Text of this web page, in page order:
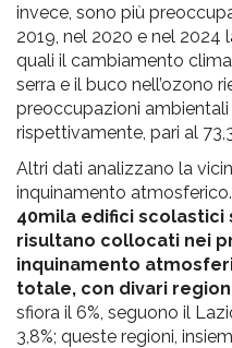
invece, sono più
2019, nel 2020 e nel 2024
quali il cambiamento
serra e il buco nell’ozono
preoccupazioni ambientali
rispettivamente, pari al
Altri dati analizzano la
inquinamento atmosferico.
40mila edifici
risultano collocati nei
inquinamento
totale, con divari
sfiora il 6%, seguono il
3,8%; queste regioni,